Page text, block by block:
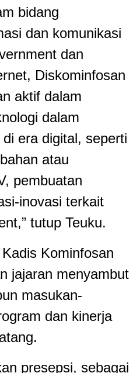
bidang
dan komunikasi
dan
Diskominfosan
aktif dalam
dalam
era digital, seperti
atau
pembuatan
inovasi terkait
tutup Teuku.
Kominfosan
jajaran menyambut
masukan-
dan kinerja
presepsi, sebagai